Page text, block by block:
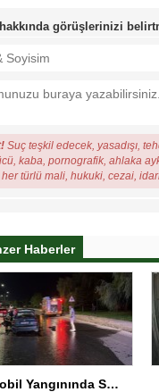
hakkında görüşlerinizi
Suç teşkil edecek, yasadışı,
kaba, pornografik, ahlaka
türlü mali, hukuki, cezai,
Haberler
Otomobil Yangınında Sürücü Yaralandı